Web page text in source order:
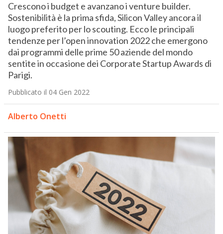
Crescono i budget e avanzano i venture builder.
Sostenibilità è la prima sfida, Silicon Valley ancora il
luogo preferito per lo scouting. Ecco le principali
tendenze per l’open innovation 2022 che emergono
dai programmi delle prime 50 aziende del mondo
sentite in occasione dei Corporate Startup Awards di
Parigi.
Pubblicato il 04 Gen 2022
Alberto Onetti